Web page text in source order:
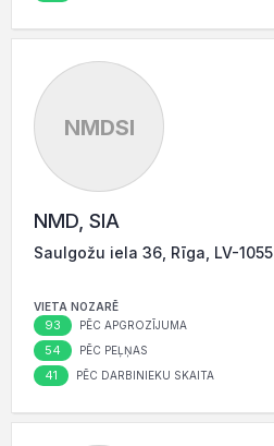
NMDSI
NMD, SIA
Saulgožu iela 36, Rīga, LV-1055
VIETA NOZARĒ
93 PĒC APGROZĪJUMA
54 PĒC PEĻŅAS
41 PĒC DARBINIEKU SKAITA